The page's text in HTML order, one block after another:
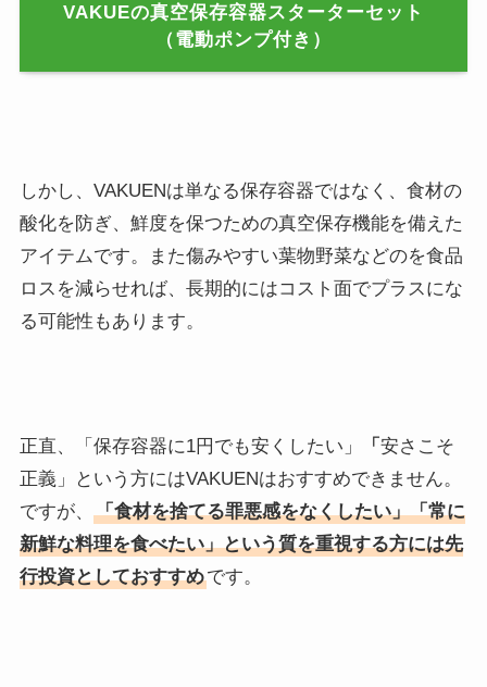
VAKUEの真空保存容器スターターセット
（電動ポンプ付き）
しかし、VAKUENは単なる保存容器ではなく、食材の
酸化を防ぎ、鮮度を保つための真空保存機能を備えた
アイテムです。また傷みやすい葉物野菜などのを食品
ロスを減らせれば、長期的にはコスト面でプラスにな
る可能性もあります。
正直、「保存容器に1円でも安くしたい」 「 安さこそ
正義」という方にはVAKUENはおすすめできません。
ですが、
「食材を捨てる罪悪感をなくしたい」「常に
新鮮な料理を食べたい」という質を重視する方には先
行投資としておすすめです。